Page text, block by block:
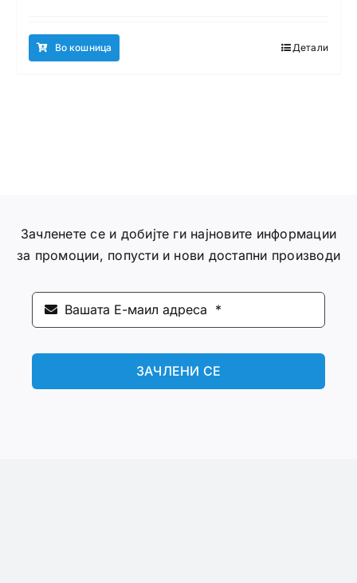
Во кошница Детали
Зачленете се и добијте ги најновите информации
за промоции, попусти и нови достапни производи
ЗАЧЛЕНИ СЕ